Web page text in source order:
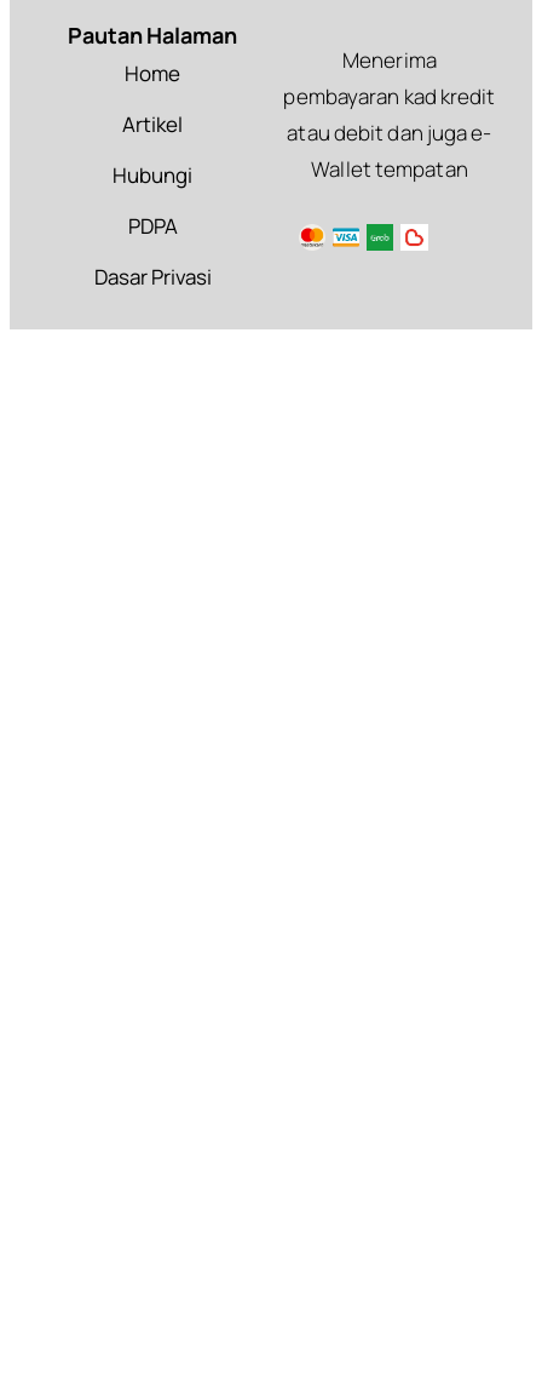
Pautan Halaman
Home
Artikel
Hubungi
PDPA
Dasar Privasi
Menerima
pembayaran kad kredit
atau debit dan juga e-
Wallet tempatan